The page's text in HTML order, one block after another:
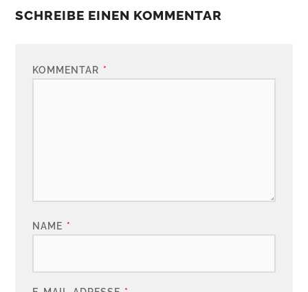
SCHREIBE EINEN KOMMENTAR
KOMMENTAR *
NAME *